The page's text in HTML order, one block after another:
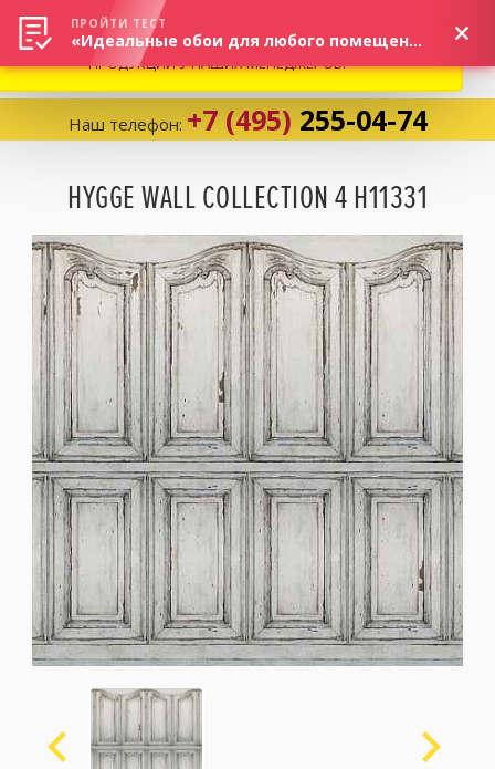
Корзина: 0
Избранное:0 товаров
Каталог
Компания
Личный кабинет
Москва (сменить город)
Заказать обратный звонок
Наш телефон: +7 (495) 255-04-74
HYGGE WALL COLLECTION 4 H11331
ВНИМАНИЕ! В СВЯЗИ С СИТУАЦИЕЙ НА РЫНКЕ, ПРОСИМ
УТОЧНЯТЬ АКТУАЛЬНУЮ СТОИМОСТЬ И НАЛИЧИЕ
ПРОДУКЦИИ У НАШИХ МЕНЕДЖЕРОВ.
ПРОЙТИ ТЕСТ
«Идеальные обои для любого помещения!»